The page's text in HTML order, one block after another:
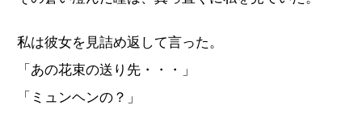
私は彼女を見詰め返して言った。
「あの花束の送り先・・・」
「ミュンヘンの？」